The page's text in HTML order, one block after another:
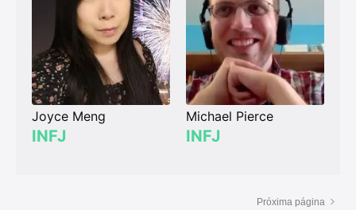
Joyce Meng
INFJ
Michael Pierce
INFJ
Próxima página